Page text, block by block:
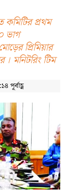
কমিটির প্রথম
ভাগ
প্রিমিয়ার
। মনিটরিং টিম
পূর্বাহ্ণ